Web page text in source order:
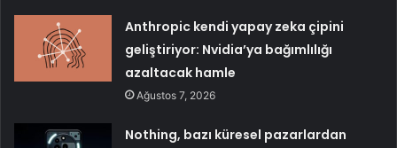
Anthropic kendi yapay zeka çipini
geliştiriyor: Nvidia’ya bağımlılığı
azaltacak hamle
Ağustos 7, 2026
Nothing, bazı küresel pazarlardan